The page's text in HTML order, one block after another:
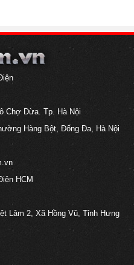
Chợ Dừa. Tp. Hà Nội
Hàng Bột, Đống Đa, Hà Nội
HCM
Lâm 2, Xã Hồng Vũ, Tỉnh Hưng